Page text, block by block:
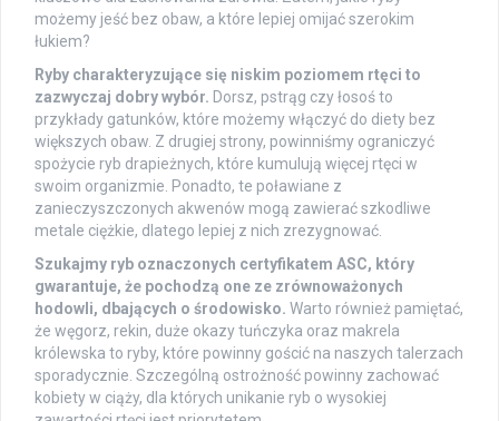
możemy jeść bez obaw, a które lepiej omijać szerokim
łukiem?
Ryby charakteryzujące się niskim poziomem rtęci to
zazwyczaj dobry wybór. Dorsz, pstrąg czy łosoś to
przykłady gatunków, które możemy włączyć do diety bez
większych obaw. Z drugiej strony, powinniśmy ograniczyć
spożycie ryb drapieżnych, które kumulują więcej rtęci w
swoim organizmie. Ponadto, te poławiane z
zanieczyszczonych akwenów mogą zawierać szkodliwe
metale ciężkie, dlatego lepiej z nich zrezygnować.
Szukajmy ryb oznaczonych certyfikatem ASC, który
gwarantuje, że pochodzą one ze zrównoważonych
hodowli, dbających o środowisko. Warto również pamiętać,
że węgorz, rekin, duże okazy tuńczyka oraz makrela
królewska to ryby, które powinny gościć na naszych talerzach
sporadycznie. Szczególną ostrożność powinny zachować
kobiety w ciąży, dla których unikanie ryb o wysokiej